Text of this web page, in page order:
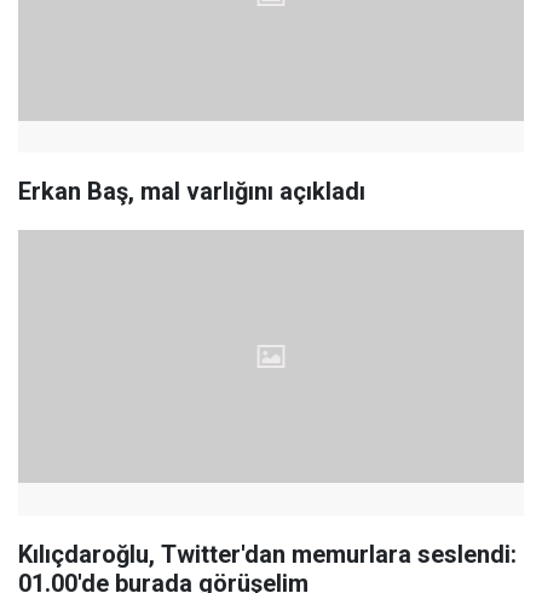
Erkan Baş, mal varlığını açıkladı
Kılıçdaroğlu, Twitter'dan memurlara seslendi:
01.00'de burada görüşelim